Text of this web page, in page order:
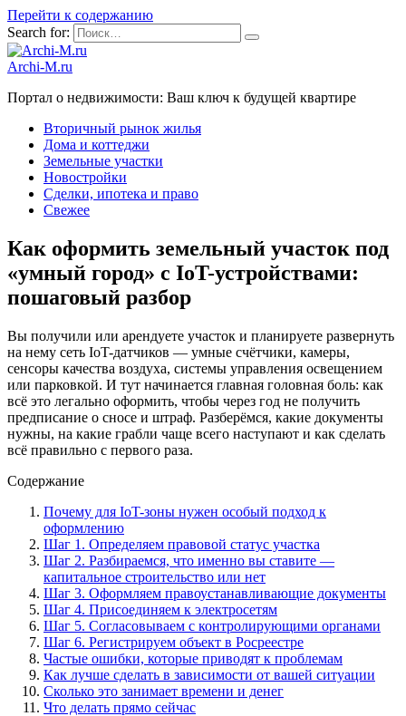
Перейти к содержанию
Search for:
Archi-M.ru
Портал о недвижимости: Ваш ключ к будущей квартире
Вторичный рынок жилья
Дома и коттеджи
Земельные участки
Новостройки
Сделки, ипотека и право
Свежее
Как оформить земельный участок под
«умный город» с IoT-устройствами:
пошаговый разбор
Вы получили или арендуете участок и планируете развернуть
на нему сеть IoT-датчиков — умные счётчики, камеры,
сенсоры качества воздуха, системы управления освещением
или парковкой. И тут начинается главная головная боль: как
всё это легально оформить, чтобы через год не получить
предписание о сносе и штраф. Разберёмся, какие документы
нужны, на какие грабли чаще всего наступают и как сделать
всё правильно с первого раза.
Содержание
Почему для IoT-зоны нужен особый подход к
оформлению
Шаг 1. Определяем правовой статус участка
Шаг 2. Разбираемся, что именно вы ставите —
капитальное строительство или нет
Шаг 3. Оформляем правоустанавливающие документы
Шаг 4. Присоединяем к электросетям
Шаг 5. Согласовываем с контролирующими органами
Шаг 6. Регистрируем объект в Росреестре
Частые ошибки, которые приводят к проблемам
Как лучше сделать в зависимости от вашей ситуации
Сколько это занимает времени и денег
Что делать прямо сейчас